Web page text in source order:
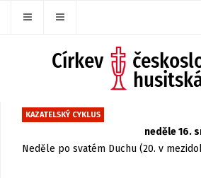
KAZATELSKÝ CYKLUS
neděle 16.
Neděle po svatém Duchu (20. v